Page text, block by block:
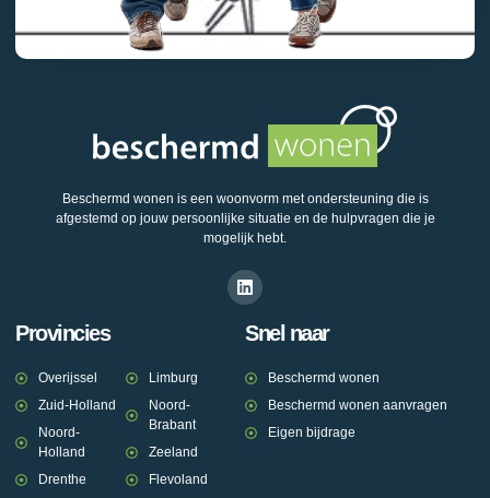
Beschermd wonen is een woonvorm met ondersteuning die is
afgestemd op jouw persoonlijke situatie en de hulpvragen die je
mogelijk hebt.
Provincies
Overijssel
Zuid-Holland
Noord-
Holland
Drenthe
Limburg
Noord-
Brabant
Zeeland
Flevoland
Snel naar
Beschermd wonen
Beschermd wonen aanvragen
Eigen bijdrage